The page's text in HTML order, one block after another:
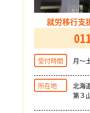
就労移行支
受付時間 月～
所在地
北海
第３